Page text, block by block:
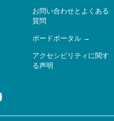
お問い合わせとよくある
質問
ボードポータル
アクセシビリティに関す
る声明